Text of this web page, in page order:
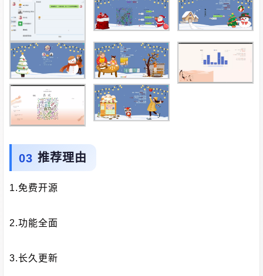
推荐理由
1.免费开源
2.功能全面
3.长久更新